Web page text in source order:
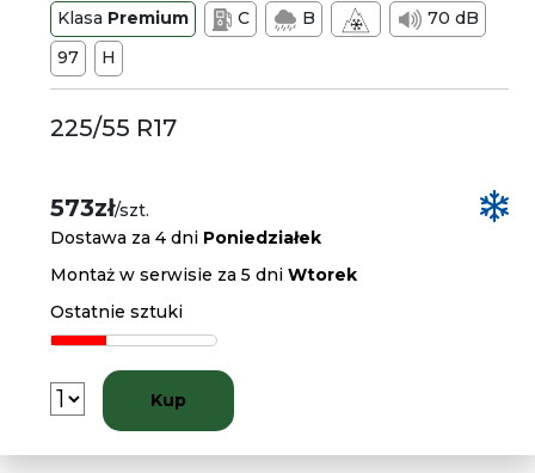
Klasa Premium C B
70 dB
97
H
225/55 R17
573zł/szt.
Dostawa za 4 dni Poniedziałek
Montaż w serwisie za 5 dniWtorek
Ostatnie sztuki
Kup